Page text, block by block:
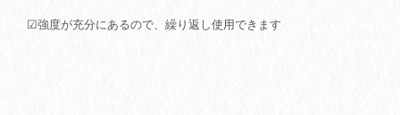
☑強度が充分にあるので、繰り返し使用できます